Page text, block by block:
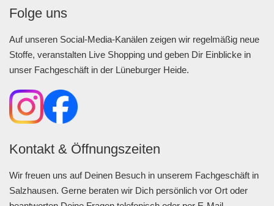
Folge uns
Auf unseren Social-Media-Kanälen zeigen wir regelmäßig neue
Stoffe, veranstalten Live Shopping und geben Dir Einblicke in
unser Fachgeschäft in der Lüneburger Heide.
Kontakt & Öffnungszeiten
Wir freuen uns auf Deinen Besuch in unserem Fachgeschäft in
Salzhausen. Gerne beraten wir Dich persönlich vor Ort oder